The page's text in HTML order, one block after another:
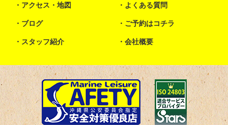
アクセス・地図 よくある質問
ブログ ご予約はコチラ
スタッフ紹介 会社概要